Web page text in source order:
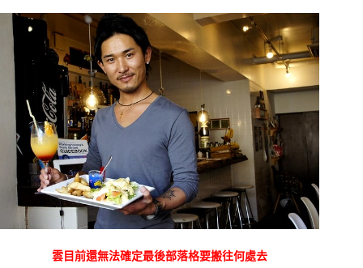
雲目前還無法確定最後部落格要搬往何處去